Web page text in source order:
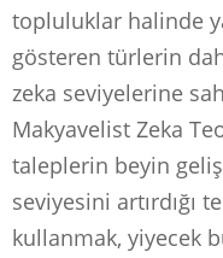
topluluklar halinde
gösteren türlerin
zeka seviyelerine
Makyavelist Zeka
taleplerin beyin
seviyesini artırdığı
kullanmak, yiyecek